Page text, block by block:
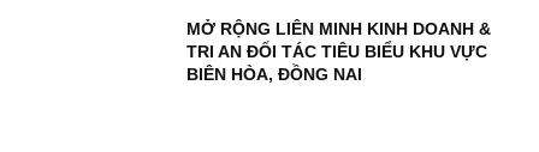
MỞ RỘNG LIÊN MINH KINH DOANH &
TRI AN ĐỐI TÁC TIÊU BIỂU KHU VỰC
BIÊN HÒA, ĐỒNG NAI